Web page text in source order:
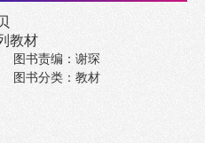
教材
图书责编：谢琛
图书分类：教材